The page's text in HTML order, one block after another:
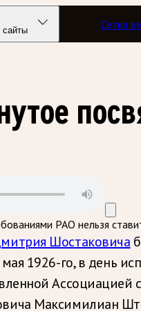
Сетка
«Орфей» Программы
РАО нельзя
Шостаковича
1926-го, в день
Ассоциацией
Максимилиан